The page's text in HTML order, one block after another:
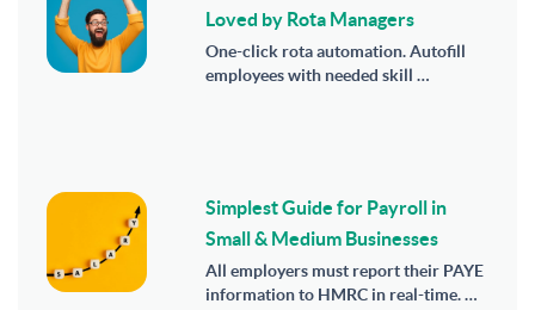
Loved by Rota Managers
One-click rota automation. Autofill
employees with needed skill …
Simplest Guide for Payroll in
Small & Medium Businesses
All employers must report their PAYE
information to HMRC in real-time. …